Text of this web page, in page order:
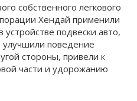
собственного легкового
Хендай применили
подвески авто,
поведение
стороны, привели к
части и удорожанию